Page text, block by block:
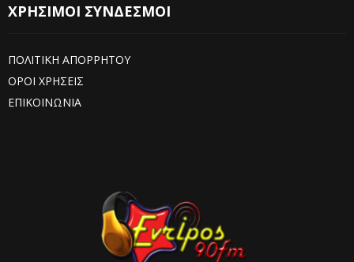
ΧΡΗΣΙΜΟΙ ΣΥΝΔΕΣΜΟΙ
ΠΟΛΙΤΙΚΗ ΑΠΟΡΡΗΤΟΥ
ΟΡΟΙ ΧΡΗΣΕΙΣ
ΕΠΙΚΟΙΝΩΝΙΑ